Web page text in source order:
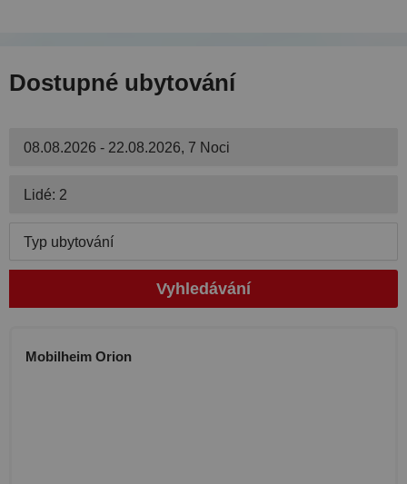
Dostupné ubytování
08.08.2026 - 22.08.2026, 7 Noci
Lidé: 2
Typ ubytování
Vyhledávání
Mobilheim Orion